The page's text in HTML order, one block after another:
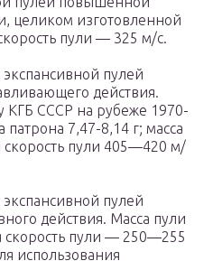
целиком изготовленной
пули — 325 м/с.
пулей
действия.
КГБ СССР на рубеже 1970-
патрона 7,47-8,14 г; масса
скорость пули 405—420 м/
пулей
действия. Масса пули
скорость пули — 250—255
использования